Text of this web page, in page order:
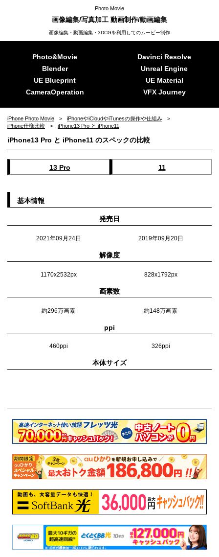
Photo Movie
画像編集/写真加工 動画制作/動画編集
画像編集・動画編集・3DCGを利用してのムービー制作
Photo&Movie
Davinci Resolve
Blender
Unreal Engine
UE Blueprint
UE Material
CameraOperation
VFX Journey
iPhone Photo Movie
iPhoneやiCloudやiTunesの操作や仕組み
iPhone仕様比較
iPhone13 Pro と iPhone11
iPhone13 Pro と iPhone11 のスペックの比較
13 Pro 11
基本情報
発売日
2021年09月24日 2019年09月20日
解像度
1170x2532px 828x1792px
画素数
約296万画素 約148万画素
ppi
460ppi 326ppi
本体サイズ
203g 194g
カラー
シエラブルー
グラファイト
シルバー
アルパイングリーン
ブラック
グリーン
イエロー
(PRODUCT)RED
ホワイト
防水
IEC規格60529にもとづくIP68等級
IEC規格60529にもとづくIP68等級